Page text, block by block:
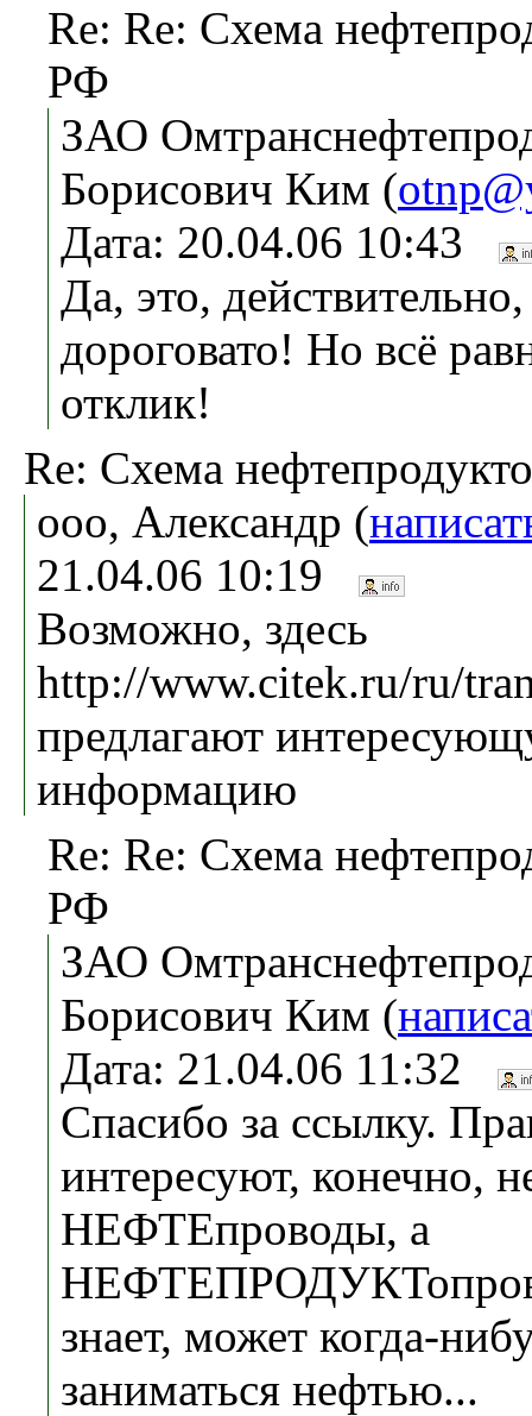
Re: Re: Схема
РФ
ЗАО
Борисович Ким (
Дата: 20.04.06 10:43
Да, это,
дороговато! Но всё
отклик!
Re: Схема
ооо, Александр (
21.04.06 10:19
Возможно, здесь
http://www.citek.ru/ru/
предлагают
информацию
Re: Re: Схема
РФ
ЗАО
Борисович Ким (
Дата: 21.04.06 11:32
Спасибо за ссылку.
интересуют, конечно,
НЕФТЕпроводы, а
знает, может когда-
заниматься нефтью...